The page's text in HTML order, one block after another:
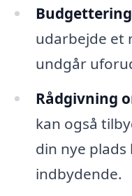
udarbejde et
undgår
Rådgivning
kan også
din nye
indbydende.